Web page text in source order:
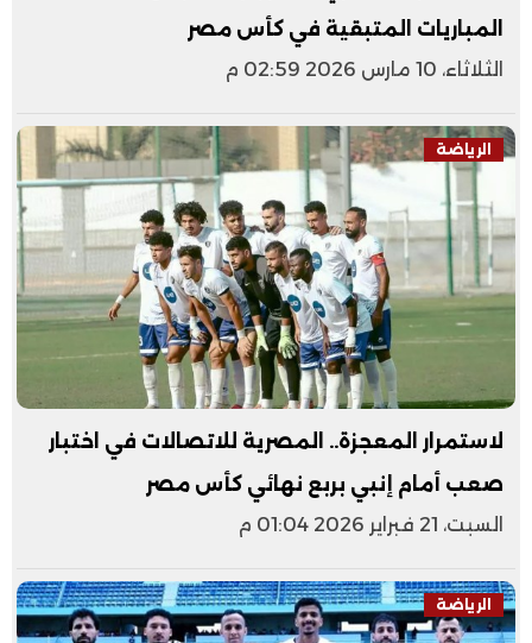
المباريات المتبقية في كأس مصر
الثلاثاء، 10 مارس 2026 02:59 م
الرياضة
لاستمرار المعجزة.. المصرية للاتصالات في اختبار
صعب أمام إنبي بربع نهائي كأس مصر
السبت، 21 فبراير 2026 01:04 م
الرياضة